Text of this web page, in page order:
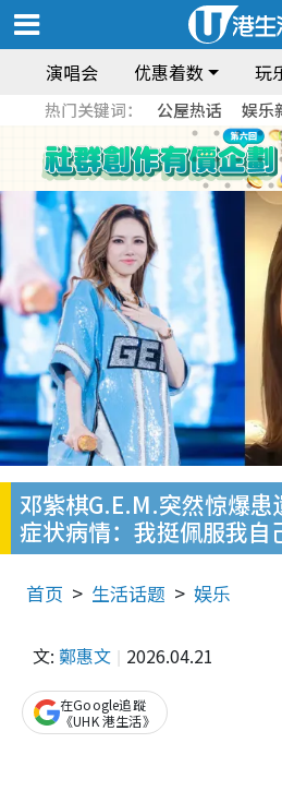
演唱会 优惠着数 玩
热门关键词： 公屋热话 娱乐
邓紫棋G.E.M.突然惊爆
症状病情：我挺佩服我自
首页 生活话题 娱乐
文: 鄭惠文 2026.04.21
在Google追蹤
《UHK 港生活》